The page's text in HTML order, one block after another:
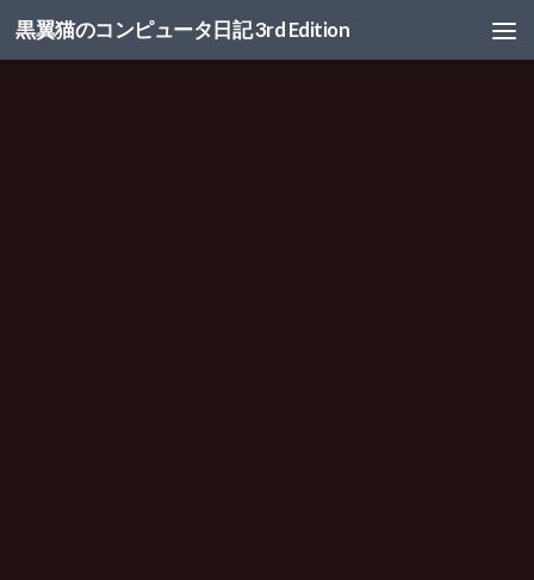
コンテンツへスキップ
黒翼猫のコンピュータ日記 3rd Edition